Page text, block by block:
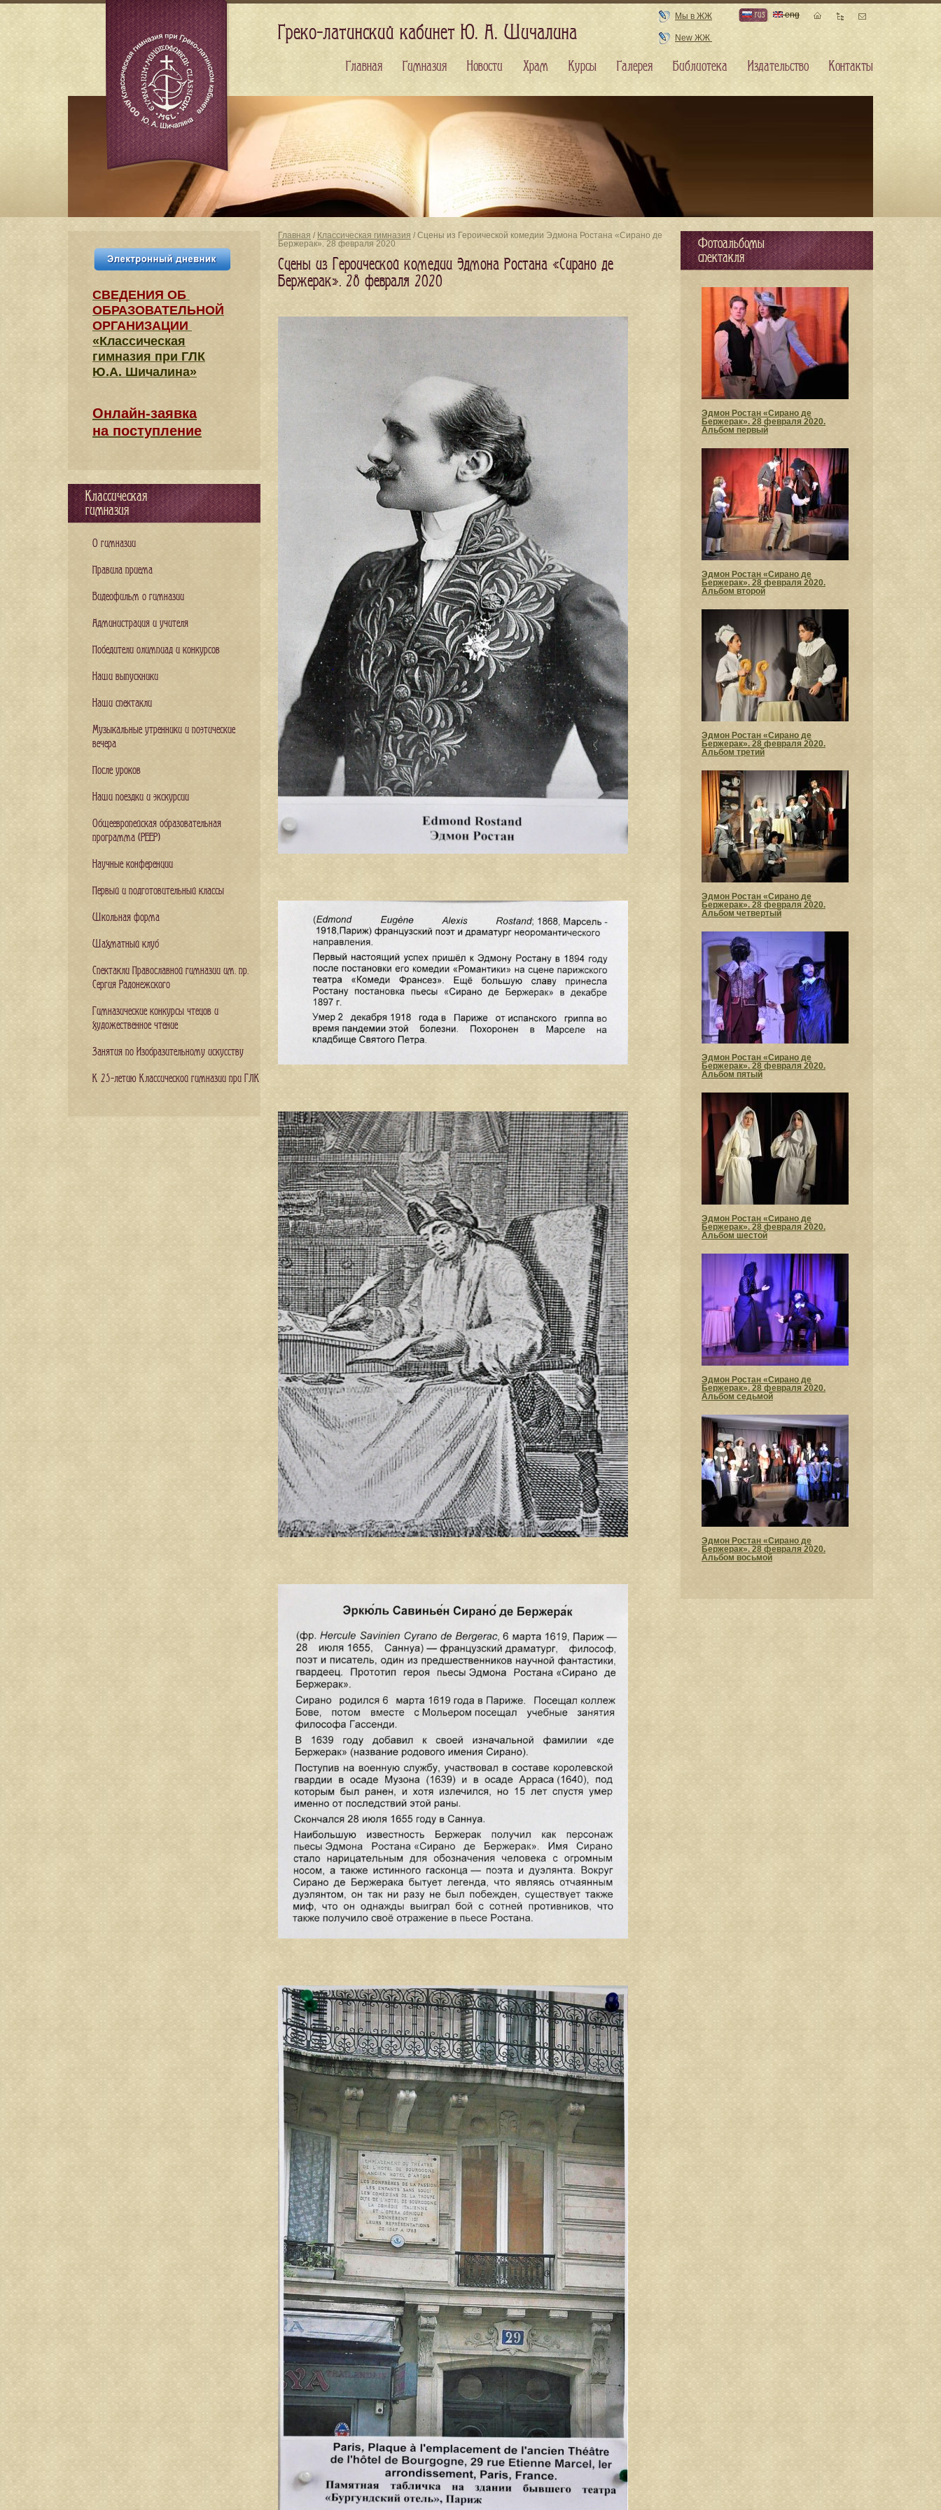
Главная / Классическая гимназия / Сцены из Героической комедии Эдмона Ростана «Сирано де
Бержерак». 28 февраля 2020
Сцены из Героической комедии Эдмона Ростана «Сирано де
Бержерак». 28 февраля 2020
СВЕДЕНИЯ​ ОБ
ОБРАЗОВАТЕЛЬНОЙ
ОРГАНИЗАЦИИ
«Классическая
гимназия при ГЛК
Ю.А. Шичалина»
Онлайн-заявка
на поступление
Классическая
гимназия
О гимназии
Правила приема
Видеофильм о гимназии
Администрация и учителя
Победители олимпиад и конкурсов
Наши выпускники
Наши спектакли
Музыкальные утренники и поэтические
вечера
После уроков
Наши поездки и экскурсии
Общеевропейская образовательная
программа (PEEP)
Научные конференции
Первый и подготовительный классы
Школьная форма
Шахматный клуб
Спектакли Православной гимназии им. пр.
Сергия Радонежского
Гимназические конкурсы чтецов и
художественное чтение
Занятия по Изобразительному искусству
К 25-летию Классической гимназии при ГЛК
Фотоальбомы
спектакля
Эдмон Ростан «Сирано де
Бержерак». 28 февраля 2020.
Альбом первый
Эдмон Ростан «Сирано де
Бержерак». 28 февраля 2020.
Альбом второй
Эдмон Ростан «Сирано де
Бержерак». 28 февраля 2020.
Альбом третий
Эдмон Ростан «Сирано де
Бержерак». 28 февраля 2020.
Альбом четвертый
Эдмон Ростан «Сирано де
Бержерак». 28 февраля 2020.
Альбом пятый
Эдмон Ростан «Сирано де
Бержерак». 28 февраля 2020.
Альбом шестой
Эдмон Ростан «Сирано де
Бержерак». 28 февраля 2020.
Альбом седьмой
Эдмон Ростан «Сирано де
Бержерак». 28 февраля 2020.
Альбом восьмой
Греко-латинский кабинет Ю. А. Шичалина
Мы в ЖЖ
New ЖЖ
rus eng
Главная Гимназия Новости Храм Курсы Галерея Библиотека Издательство Контакты